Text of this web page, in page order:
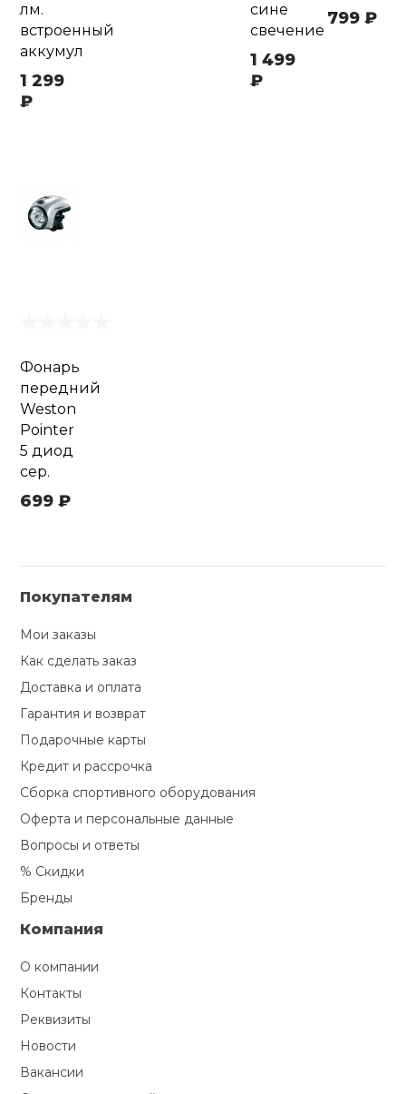
лм.
встроенный
аккумул
1 299
₽
сине
свечение
1 499
₽
799 ₽
Фонарь
передний
Weston
Pointer
5 диод
сер.
699 ₽
Покупателям
Мои заказы
Как сделать заказ
Доставка и оплата
Гарантия и возврат
Подарочные карты
Кредит и рассрочка
Сборка спортивного оборудования
Оферта и персональные данные
Вопросы и ответы
% Скидки
Бренды
Компания
О компании
Контакты
Реквизиты
Новости
Вакансии